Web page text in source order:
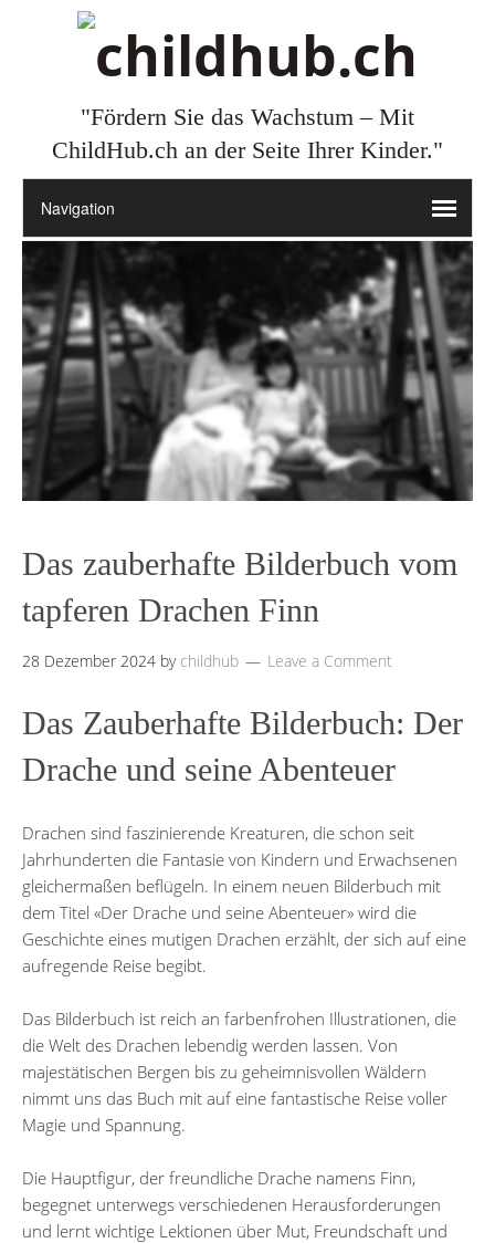
"Fördern Sie das Wachstum – Mit
ChildHub.ch an der Seite Ihrer Kinder."
Das zauberhafte Bilderbuch vom
tapferen Drachen Finn
28 Dezember 2024 by childhub Leave a Comment
Das Zauberhafte Bilderbuch: Der
Drache und seine Abenteuer
Drachen sind faszinierende Kreaturen, die schon seit
Jahrhunderten die Fantasie von Kindern und Erwachsenen
gleichermaßen beflügeln. In einem neuen Bilderbuch mit
dem Titel «Der Drache und seine Abenteuer» wird die
Geschichte eines mutigen Drachen erzählt, der sich auf eine
aufregende Reise begibt.
Das Bilderbuch ist reich an farbenfrohen Illustrationen, die
die Welt des Drachen lebendig werden lassen. Von
majestätischen Bergen bis zu geheimnisvollen Wäldern
nimmt uns das Buch mit auf eine fantastische Reise voller
Magie und Spannung.
Die Hauptfigur, der freundliche Drache namens Finn,
begegnet unterwegs verschiedenen Herausforderungen
und lernt wichtige Lektionen über Mut, Freundschaft und